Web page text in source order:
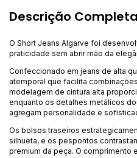
Descrição Completa
O Short Jeans Algarve foi
praticidade sem abrir mão da
Confeccionado em jeans de alta
atemporal que facilita
modelagem de cintura alta
enquanto os detalhes metálicos
agregam personalidade e
Os bolsos traseiros
silhueta, e os pespontos
premium da peça. O